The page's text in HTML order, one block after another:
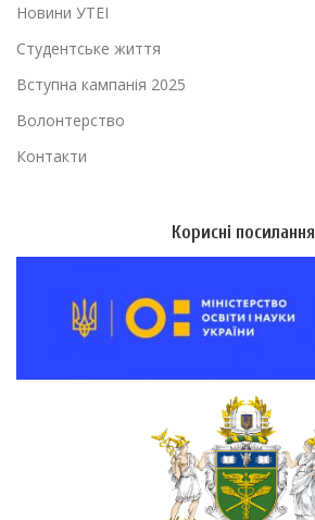
Новини УТЕІ
Студентське життя
Вступна кампанія 2025
Волонтерство
Контакти
Корисні посилання